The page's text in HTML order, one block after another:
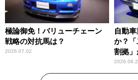
極論御免！バリューチェーン
戦略の対抗馬は？
2026.07.02
自動
か？
割拠」